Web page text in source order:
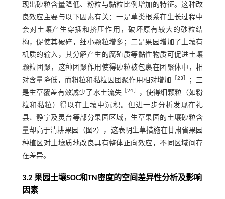
现出砂粒含量降低、粉粒与黏粒比例增加的特征。这种改
良效应主要与以下因素有关：一是草类根系在生长过程中
会对土壤产生穿插和挤压作用，破坏原有较大的砂粒结
构，促使其破碎，细小颗粒增多；二是果园增加了土壤有
机质的输入，其分解产生的腐殖质等黏性物质可促进土壤
颗粒团聚，这种团聚作用使得砂粒被包裹在团聚体中，相
对含量降低，而粉粒和黏粒因团聚作用相对增加
23
；三
是生草覆盖有效减少了水土流失 ［24
，使得细颗粒（如粉
粒和黏粒）得以在土壤中沉积。但进一步分析发现在礼
县、静宁及灵台等部分果园区域，生草果园的土壤砂粒含
量却高于清耕果园（ 图2），这表明生草措施在甘肃省果园
种植区对土壤质地改良具有整体正向效应，不同区域间存
在差异。
3.2 果园土壤SOC和TN密度的空间差异性分析及影响
因素